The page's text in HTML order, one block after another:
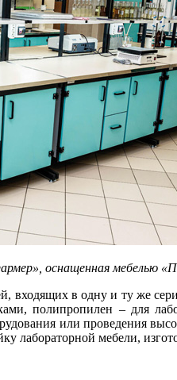
оснащенная мебелью
входящих в одну и ту же
полипропилен – для
или проведения
лабораторной мебели,